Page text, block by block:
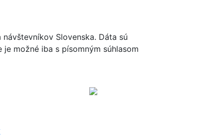
Slovenska. Dáta sú
možné iba s písomným súhlasom